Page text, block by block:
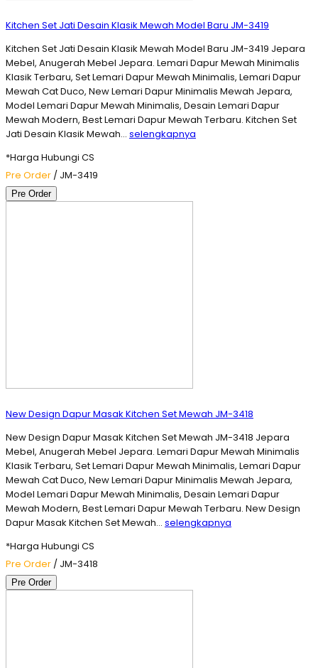
Kitchen Set Jati Desain Klasik Mewah Model Baru JM-3419
Kitchen Set Jati Desain Klasik Mewah Model Baru JM-3419 Jepara
Mebel, Anugerah Mebel Jepara. Lemari Dapur Mewah Minimalis
Klasik Terbaru, Set Lemari Dapur Mewah Minimalis, Lemari Dapur
Mewah Cat Duco, New Lemari Dapur Minimalis Mewah Jepara,
Model Lemari Dapur Mewah Minimalis, Desain Lemari Dapur
Mewah Modern, Best Lemari Dapur Mewah Terbaru. Kitchen Set
Jati Desain Klasik Mewah… selengkapnya
*Harga Hubungi CS
Pre Order / JM-3419
Pre Order
New Design Dapur Masak Kitchen Set Mewah JM-3418
New Design Dapur Masak Kitchen Set Mewah JM-3418 Jepara
Mebel, Anugerah Mebel Jepara. Lemari Dapur Mewah Minimalis
Klasik Terbaru, Set Lemari Dapur Mewah Minimalis, Lemari Dapur
Mewah Cat Duco, New Lemari Dapur Minimalis Mewah Jepara,
Model Lemari Dapur Mewah Minimalis, Desain Lemari Dapur
Mewah Modern, Best Lemari Dapur Mewah Terbaru. New Design
Dapur Masak Kitchen Set Mewah… selengkapnya
*Harga Hubungi CS
Pre Order / JM-3418
Pre Order